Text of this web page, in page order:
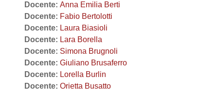
Docente: Anna Emilia Berti
Docente: Fabio Bertolotti
Docente: Laura Biasioli
Docente: Lara Borella
Docente: Simona Brugnoli
Docente: Giuliano Brusaferro
Docente: Lorella Burlin
Docente: Orietta Busatto